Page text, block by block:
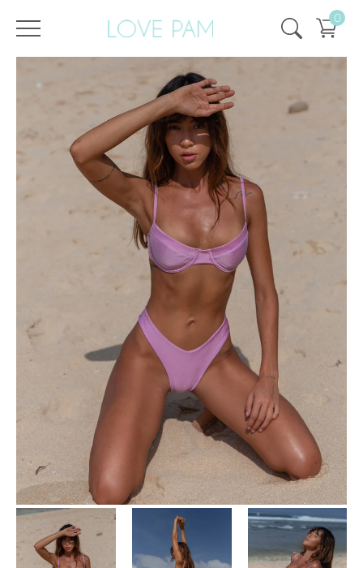
0
Strona główna Wszystko Góra i dół Spód, Kira,SPRZEDAŻ , Dół Kira Shimmering Lilac